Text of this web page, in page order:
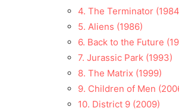
4. The Terminator
5. Aliens (1986)
6. Back to the Future
7. Jurassic Park (1993)
8. The Matrix (1999)
9. Children of Men
10. District 9 (2009)